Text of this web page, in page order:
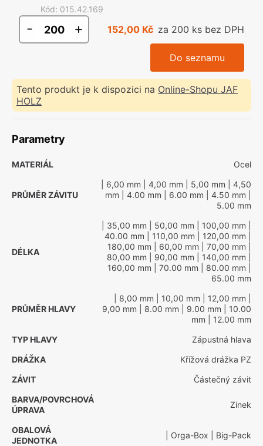
Kód: 015.42.169
- + 152,00 Kč za 200 ks bez DPH
Do seznamu
Tento produkt je k dispozici na Online-Shopu JAF
HOLZ
Parametry
MATERIÁL Ocel
PRŮMĚR ZÁVITU
| 6,00 mm | 4,00 mm | 5,00 mm | 4,50
mm | 4.00 mm | 6.00 mm | 4.50 mm
5.00 mm
DÉLKA
| 35,00 mm | 50,00 mm | 100,00 mm
40.00 mm | 110,00 mm | 120,00 mm
180,00 mm | 60,00 mm | 70,00 mm
80,00 mm | 90,00 mm | 140,00 mm
160,00 mm | 70.00 mm | 80.00 mm
65.00 mm
PRŮMĚR HLAVY
| 8,00 mm | 10,00 mm | 12,00 mm
9,00 mm | 8.00 mm | 9.00 mm | 10.00
mm | 12.00 mm
TYP HLAVY
Zápustná hlava
DRÁŽKA
Křížová drážka PZ
ZÁVIT
Částečný závit
BARVA/POVRCHOVÁ
ÚPRAVA
Zinek
OBALOVÁ
JEDNOTKA
| Orga-Box | Big-Pack